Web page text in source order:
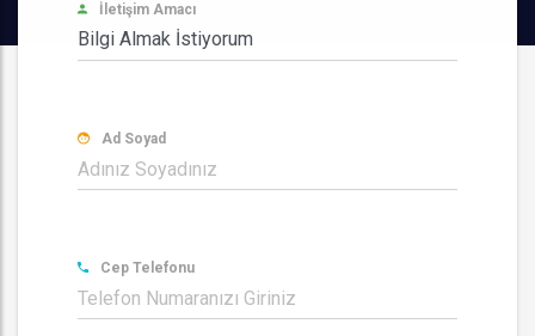
İletişim Amacı
Ad Soyad
Cep Telefonu